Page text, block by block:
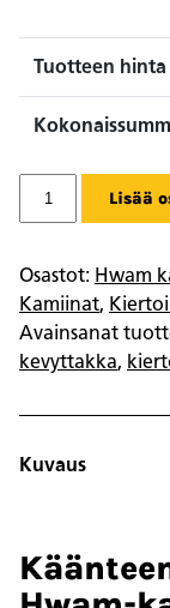
Tuotteen hinta
Hwam
Lisää
Osastot: Hwam
Kamiinat,
Avainsanat
kevyttakka,
Kuvaus